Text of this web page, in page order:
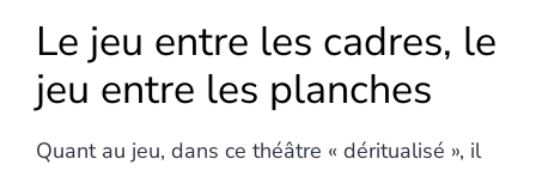
Le jeu entre les cadres, le
jeu entre les planches
Quant au jeu, dans ce théâtre « déritualisé », il